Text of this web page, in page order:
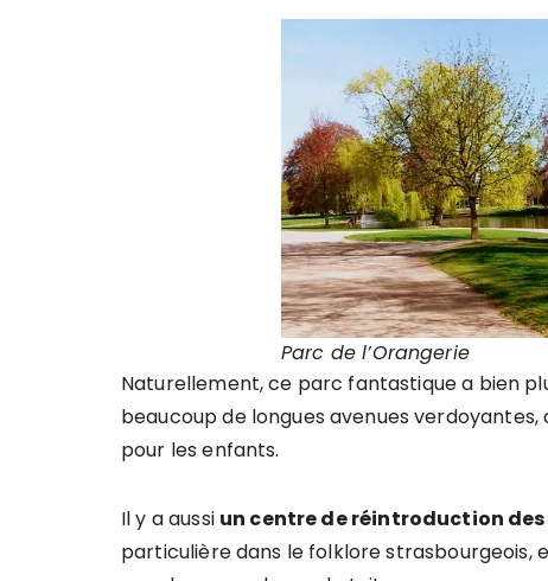
Parc de l’Orangerie
Naturellement, ce parc fantastique a bien
beaucoup de longues avenues
pour les enfants.
Il y a aussi un centre de réintroduction
particulière dans le folklore strasbourgeois,